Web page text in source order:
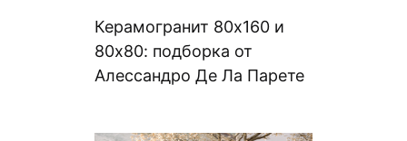
Керамогранит 80х160 и
80х80: подборка от
Алессандро Де Ла Парете